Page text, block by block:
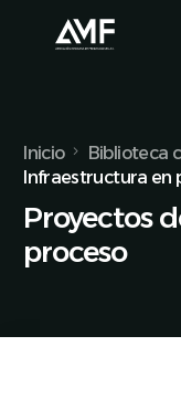
Inicio Biblioteca
Infraestructura en
Proyectos
proceso